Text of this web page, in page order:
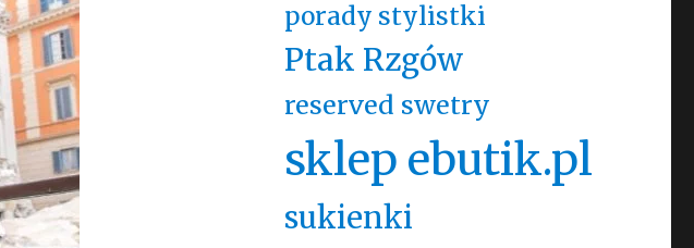
porady stylistki
Ptak Rzgów
reserved swetry
sklep ebutik.pl
sukienki